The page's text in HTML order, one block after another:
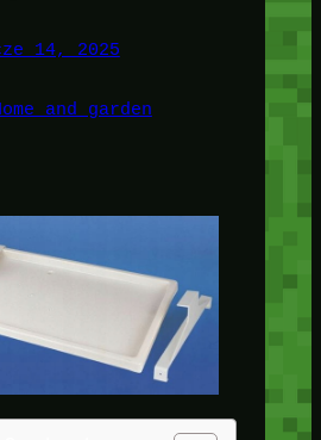
14, 2025
and garden